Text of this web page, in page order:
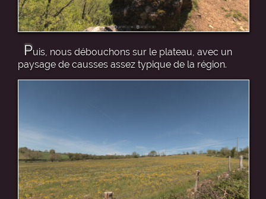
Puis, nous débouchons sur le plateau, avec un
paysage de causses assez typique de la région.